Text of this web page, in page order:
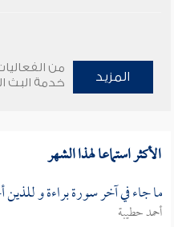
المزيد
من
خدمة البث
الأكثر استماعا لهذا الشهر
ما جاء في آخر سورة براءة و
أحمد حطيبة